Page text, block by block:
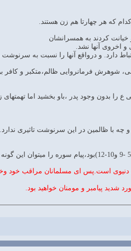
که هر چهارتا هم زن هستند.
و اخروی آنها نشد.
دارد. و درواقع آنها را نسبت به
شوهرش فرمانروایی ظالم،متکبر و
بدون وجود پدر ،باو بخشید اما تهمتهای
چه با ظالمین در این سرنوشت تاثیری ندارد.
است.پس ای مسلمانان مراقب خود
پیامبر و مومنان خواهید بود.